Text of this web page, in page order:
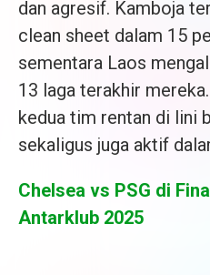
dan agresif. Kamboja
clean sheet dalam 15
sementara Laos
13 laga terakhir
kedua tim rentan di lini
sekaligus juga aktif
Chelsea vs PSG di
Antarklub 2025